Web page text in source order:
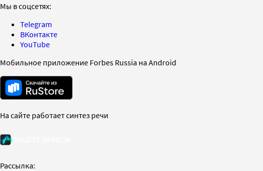
Мы в соцсетях:
Telegram
ВКонтакте
YouTube
Мобильное приложение Forbes Russia на Android
На сайте работает синтез речи
Рассылка: